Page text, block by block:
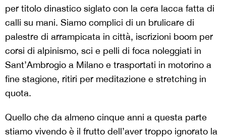
per titolo dinastico siglato con la cera lacca fatta di
calli su mani. Siamo complici di un brulicare di
palestre di arrampicata in città, iscrizioni boom per
corsi di alpinismo, sci e pelli di foca noleggiati in
Sant’Ambrogio a Milano e trasportati in motorino a
fine stagione, ritiri per meditazione e stretching in
quota.
Quello che da almeno cinque anni a questa parte
stiamo vivendo è il frutto dell’aver troppo ignorato la